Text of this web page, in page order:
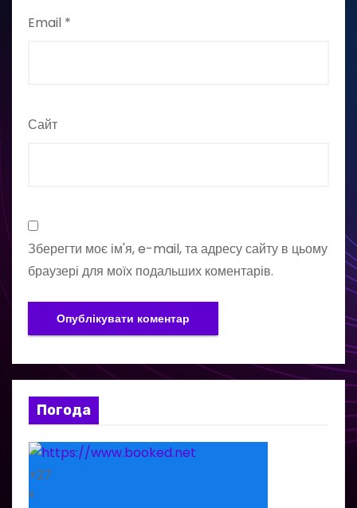
Email *
Сайт
Зберегти моє ім'я, e-mail, та адресу сайту в цьому
браузері для моїх подальших коментарів.
Погода
+27
°